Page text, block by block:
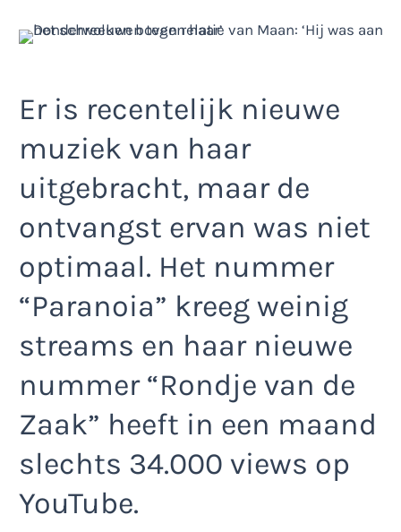
Er is recentelijk nieuwe
muziek van haar
uitgebracht, maar de
ontvangst ervan was niet
optimaal. Het nummer
“Paranoia” kreeg weinig
streams en haar nieuwe
nummer “Rondje van de
Zaak” heeft in een maand
slechts 34.000 views op
YouTube.